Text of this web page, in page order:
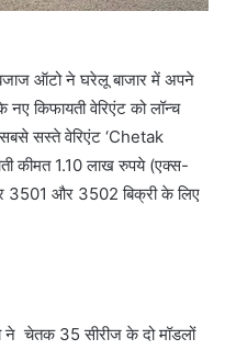
बजाज ऑटो ने घरेलू बाजार में अपने
किफायती वेरिएंट को लॉन्च
सस्ते वेरिएंट ‘Chetak
कीमत 1.10 लाख रुपये (एक्स-
3501 और 3502 बिक्री के लिए
ने चेतक 35 सीरीज के दो मॉडलों